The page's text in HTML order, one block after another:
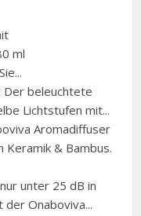
ml
Der beleuchtete
Lichtstufen mit...
Aromadiffuser
Keramik & Bambus.
unter 25 dB in
Onaboviva...